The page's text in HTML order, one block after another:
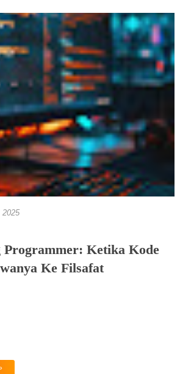
2025
Programmer: Ketika Kode
Ke Filsafat